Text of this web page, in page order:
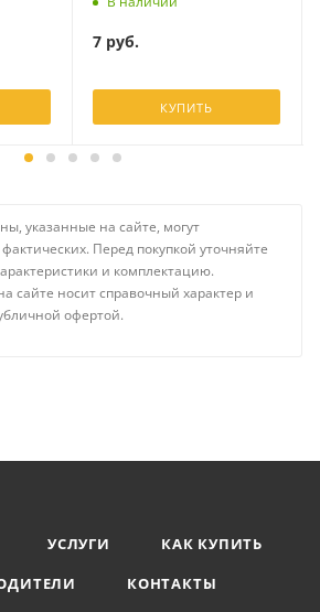
7руб.
КУПИТЬ
указанные на сайте, могут
Перед покупкой уточняйте
и комплектацию.
сайте носит справочный характер и
офертой.
УСЛУГИ
КАК КУПИТЬ
КОНТАКТЫ